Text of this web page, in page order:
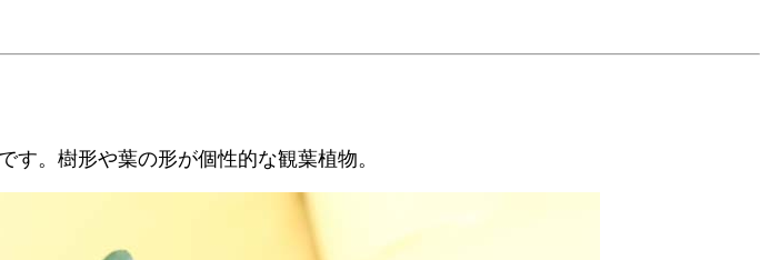
。樹形や葉の形が個性的な観葉植物。